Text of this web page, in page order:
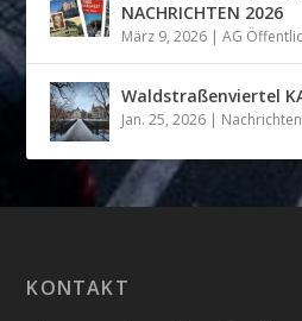
NACHRICHTEN 2026
März 9, 2026 |AG
Waldstraßenviertel
Jan. 25, 2026 | Nachrichten
KONTAKT